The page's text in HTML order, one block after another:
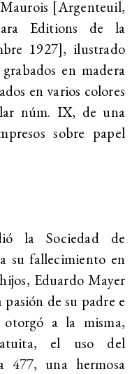
[Argenteuil,
Editions de la
1927], ilustrado
en madera
en varios colores
núm. IX, de una
sobre papel
la Sociedad de
su fallecimiento en
Eduardo Mayer
de su padre e
a la misma,
el uso del
477, una hermosa